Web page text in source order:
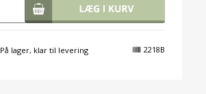
2218B
På lager, klar til levering